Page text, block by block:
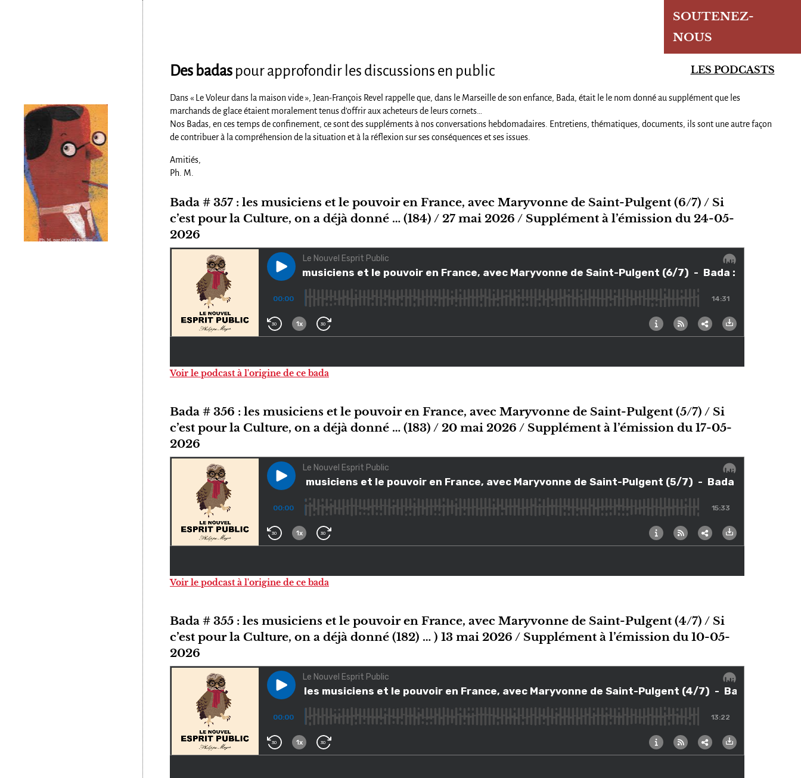
SOUTENEZ-
NOUS
LES PODCASTS
Des badas pour approfondir les discussions en public
Dans « Le Voleur dans la maison vide », Jean-François Revel rappelle que, dans le Marseille de son enfance, Bada, était le le nom donné au supplément que les
marchands de glace étaient moralement tenus d'offrir aux acheteurs de leurs cornets…
Nos Badas, en ces temps de confinement, ce sont des suppléments à nos conversations hebdomadaires. Entretiens, thématiques, documents, ils sont une autre façon
de contribuer à la compréhension de la situation et à la réflexion sur ses conséquences et ses issues.
Amitiés,
Ph. M.
Bada # 357 : les musiciens et le pouvoir en France, avec Maryvonne de Saint-Pulgent (6/7) / Si
c’est pour la Culture, on a déjà donné … (184) / 27 mai 2026 / Supplément à l’émission du 24-05-
2026
Voir le podcast à l'origine de ce bada
Bada # 356 : les musiciens et le pouvoir en France, avec Maryvonne de Saint-Pulgent (5/7) / Si
c’est pour la Culture, on a déjà donné … (183) / 20 mai 2026 / Supplément à l’émission du 17-05-
2026
Voir le podcast à l'origine de ce bada
Bada # 355 : les musiciens et le pouvoir en France, avec Maryvonne de Saint-Pulgent (4/7) / Si
c’est pour la Culture, on a déjà donné (182) … ) 13 mai 2026 / Supplément à l’émission du 10-05-
2026